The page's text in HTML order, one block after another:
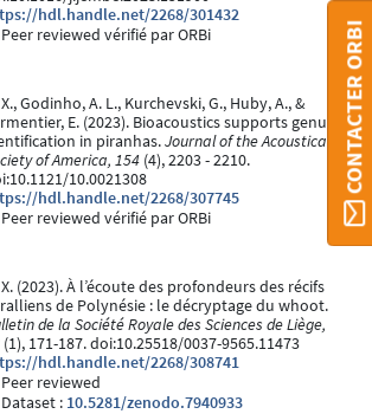
hdl.handle.net/2268/301432
Peer reviewed vérifié par ORBi
Godinho, A. L., Kurchevski, G., Huby, A., &
E. (2023). Bioacoustics supports genus
in piranhas.Journal of the Acoustical
of America, 154 (4), 2203 - 2210.
10.0021308
hdl.handle.net/2268/307745
Peer reviewed vérifié par ORBi
X. (2023). À l’écoute des profondeurs des récifs
de Polynésie : le décryptage du whoot.
de la Société Royale des Sciences de Liège,
(1), 171-187. doi:10.25518/0037-9565.11473
hdl.handle.net/2268/308741
Peer reviewed
Dataset : 10.5281/zenodo.7940933
CONTACTER ORBI